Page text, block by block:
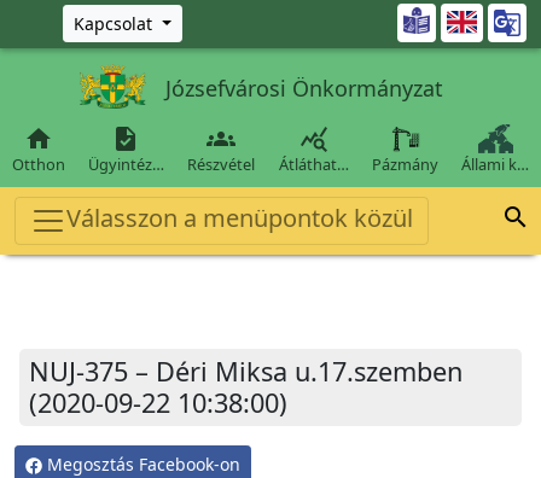
Ugrás a fő tartalomra
Kapcsolat 
Józsefvárosi Önkormányzat

Otthon

Ügyintéz…

Részvétel

Átláthat… Pázmány Állami k…
Válasszon a menüpontok közül 
NUJ-375 – Déri Miksa u.17.szemben
(2020-09-22 10:38:00)
Megosztás Facebook-on